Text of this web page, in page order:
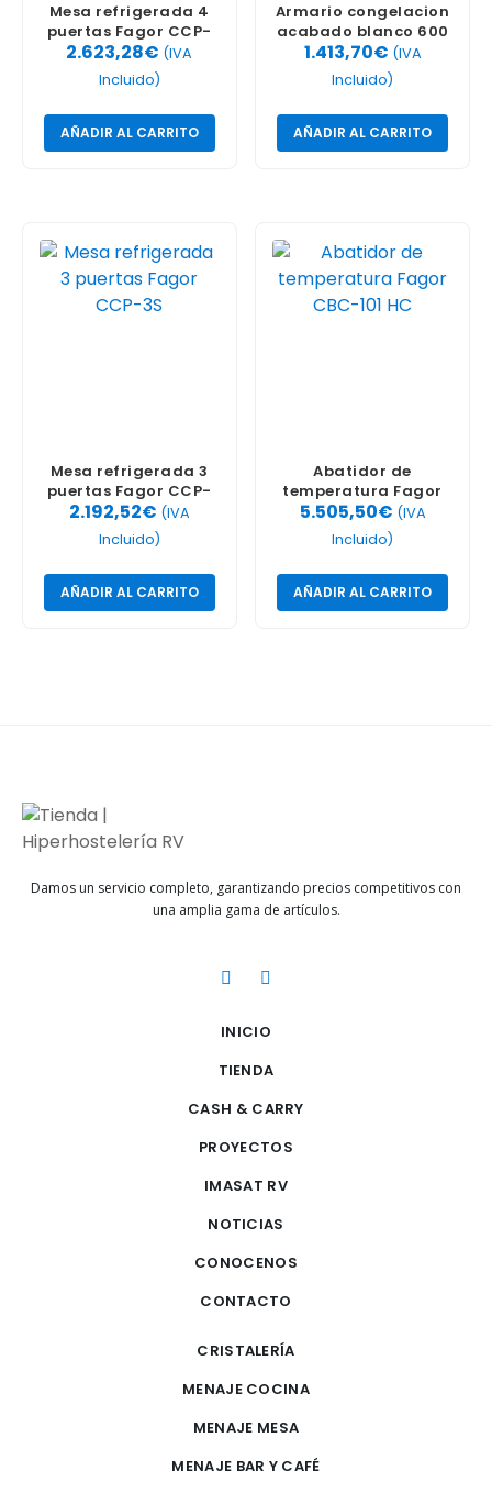
Mesa refrigerada 4
puertas Fagor CCP-
4S
2.623,28€ (IVA
Incluido)
AÑADIR AL CARRITO
Armario congelacion
acabado blanco 600
Litros
1.413,70€ (IVA
Incluido)
AÑADIR AL CARRITO
Mesa refrigerada 3
puertas Fagor CCP-
3S
2.192,52€ (IVA
Incluido)
AÑADIR AL CARRITO
Abatidor de
temperatura Fagor
CBC-101 HC
5.505,50€ (IVA
Incluido)
AÑADIR AL CARRITO
Damos un servicio completo, garantizando precios competitivos con
una amplia gama de artículos.
INICIO
TIENDA
CASH & CARRY
PROYECTOS
IMASAT RV
NOTICIAS
CONOCENOS
CONTACTO
CRISTALERÍA
MENAJE COCINA
MENAJE MESA
MENAJE BAR Y CAFÉ